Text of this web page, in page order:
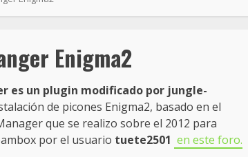
Enigma2
es un plugin modificado por jungle-
de picones Enigma2, basado en el
que se realizo sobre el 2012 para
por el usuario tuete2501 en este foro.